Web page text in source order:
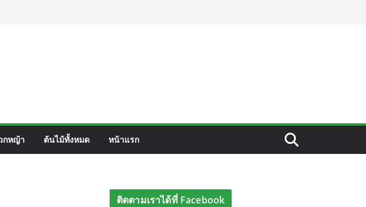
กหญ้า ต้นไม้ทั้งหมด หน้าแรก
ติดตามเราได้ที่ Facebook